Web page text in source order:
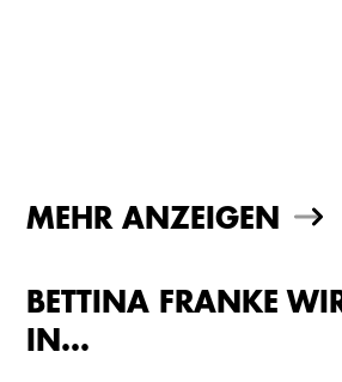
MEHR ANZEIGEN
BETTINA FRANKE
IN…